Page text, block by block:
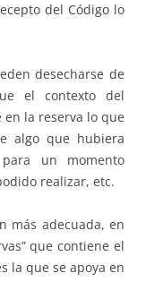
del Código lo
desecharse de
el contexto del
la reserva lo que
algo que hubiera
un momento
realizar, etc.
adecuada, en
que contiene el
la que se apoya en